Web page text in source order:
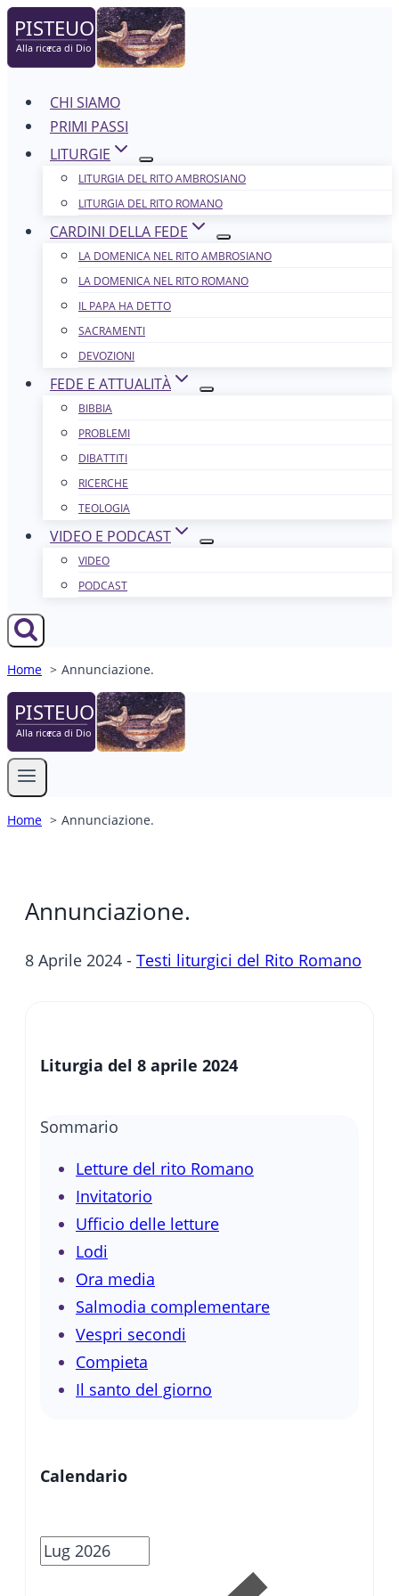
Salta
al
contenuto
CHI SIAMO
PRIMI PASSI
LITURGIE
LITURGIA DEL RITO AMBROSIANO
LITURGIA DEL RITO ROMANO
CARDINI DELLA FEDE
LA DOMENICA NEL R​​​​​​ITO AMBROSIANO
LA DOMENICA NEL RITO ROMANO
IL PAPA HA DETTO
SACRAMENTI
DEVOZIONI
FEDE E ATTUALITÀ
BIBBIA
PROBLEMI
DIBATTITI
RICERCHE
TEOLOGIA
VIDEO E PODCAST
VIDEO
PODCAST
Home Annunciazione.
Home Annunciazione.
Annunciazione.
8 Aprile 2024 - Testi liturgici del Rito Romano
Liturgia del 8 aprile 2024
Sommario
Letture del rito Romano
Invitatorio
Ufficio delle letture
Lodi
Ora media
Salmodia complementare
Vespri secondi
Compieta
Il santo del giorno
Calendario